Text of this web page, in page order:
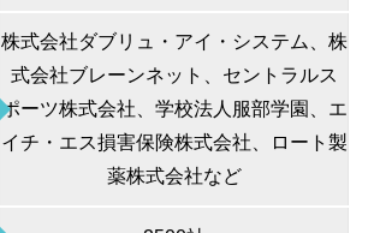
株式会社ダブリュ・アイ・システム、株
式会社ブレーンネット、セントラルス
ポーツ株式会社、学校法人服部学園、エ
イチ・エス損害保険株式会社、ロート製
薬株式会社など